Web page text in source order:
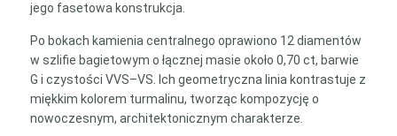
jego fasetowa konstrukcja.
Po bokach kamienia centralnego oprawiono 12 diamentów
w szlifie bagietowym o łącznej masie około 0,70 ct, barwie
G i czystości VVS–VS. Ich geometryczna linia kontrastuje z
miękkim kolorem turmalinu, tworząc kompozycję o
nowoczesnym, architektonicznym charakterze.